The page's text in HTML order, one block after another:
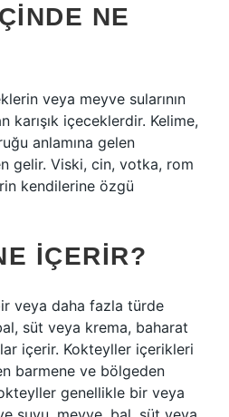
NE
veya meyve sularının
karışık içeceklerdir. Kelime,
anlamına gelen
gelir. Viski, cin, votka, rom
kendilerine özgü
IÇERIR?
veya daha fazla türde
süt veya krema, baharat
içerir. Kokteyller içerikleri
barmene ve bölgeden
genellikle bir veya